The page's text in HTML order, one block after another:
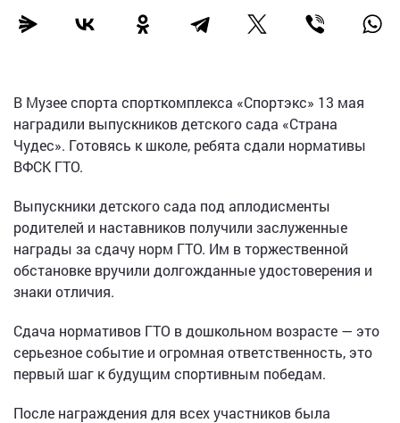
В Музее спорта спорткомплекса «Спортэкс» 13 мая
наградили выпускников детского сада «Страна
Чудес». Готовясь к школе, ребята сдали нормативы
ВФСК ГТО.
Выпускники детского сада под аплодисменты
родителей и наставников получили заслуженные
награды за сдачу норм ГТО. Им в торжественной
обстановке вручили долгожданные удостоверения и
знаки отличия.
Сдача нормативов ГТО в дошкольном возрасте — это
серьезное событие и огромная ответственность, это
первый шаг к будущим спортивным победам.
После награждения для всех участников была